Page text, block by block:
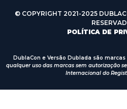
© COPYRIGHT 2021-2025
POLÍTICA DE
DublaCon e Versão Dublada são
qualquer uso das marcas sem autorização
Internacional do